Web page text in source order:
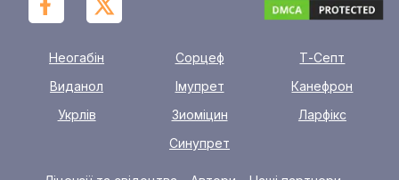
Неогабін Сорцеф
Т-Септ
Виданол
Імупрет
Канефрон
Укрлів
Зиоміцин
Ларфікс
Синупрет